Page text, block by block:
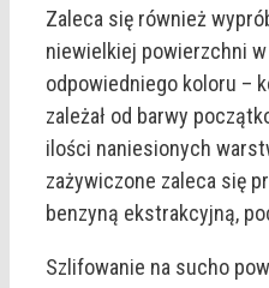
Zaleca się również
niewielkiej powierzchni
odpowiedniego koloru –
zależał od barwy
ilości naniesionych
zażywiczone zaleca się
benzyną ekstrakcyjną,
Szlifowanie na sucho